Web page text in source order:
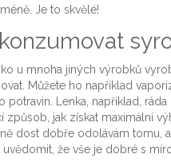
Je to skvělé!
u mnoha jiných výrobků
Můžete ho například
potravin. Lenka, například,
způsob, jak získat maximální
dost dobře odolávám tomu,
uvědomit, že vše je dobré s